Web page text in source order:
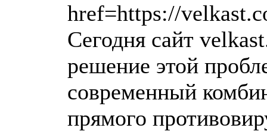
href=https://
Сегодня сайт
решение этой
современный
прямого